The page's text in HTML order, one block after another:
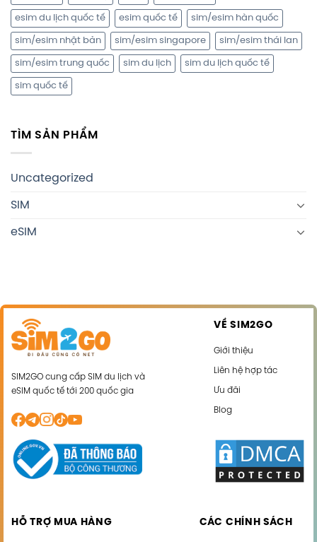
esim du lịch quốc tế esim quốc tế sim/esim hàn quốc
sim/esim nhật bản sim/esim singapore sim/esim thái lan
sim/esim trung quốc sim du lịch sim du lịch quốc tế
sim quốc tế
TÌM SẢN PHẨM
Uncategorized
SIM
eSIM
SIM2GO cung cấp SIM du lịch và
eSIM quốc tế tới 200 quốc gia
VỀ SIM2GO
Giới thiệu
Liên hệ hợp tác
Ưu đãi
Blog
HỖ TRỢ MUA HÀNG CÁC CHÍNH SÁCH